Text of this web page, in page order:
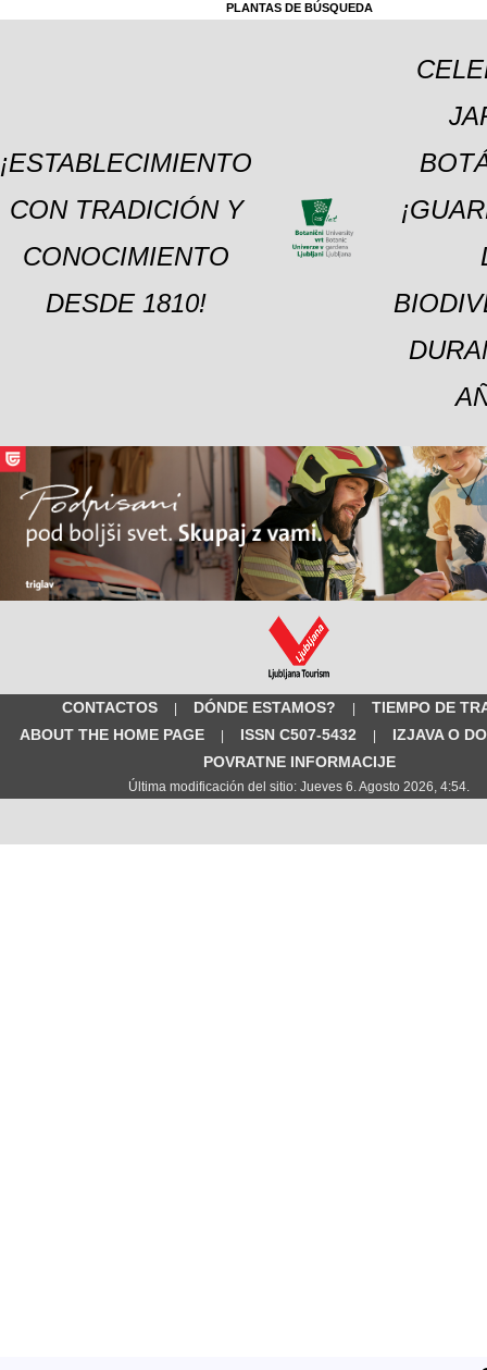
PLANTAS DE BÚSQUEDA
¡ESTABLECIMIENTO
CON TRADICIÓN Y
CONOCIMIENTO
DESDE 1810!
CONTACTOS | DÓNDE ESTAMOS? |
TIEMPO DE
ABOUT THE HOME PAGE
| ISSN C507-5432 |
IZJAVA O
POVRATNE INFORMACIJE
Última modificación del sitio: Jueves 6. Agosto 2026, 4:54.